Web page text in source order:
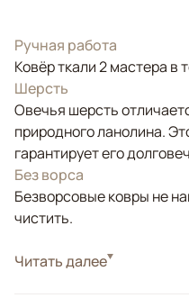
Ручная работа
Ковёр ткали 2 мастера в
Шерсть
Овечья шерсть
природного ланолина.
гарантирует его
Без ворса
Безворсовые ковры не
чистить.
СтильКилимы и сумахи
Читать далее